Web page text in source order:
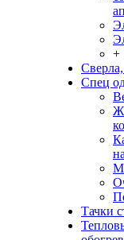
Спец
Тачки